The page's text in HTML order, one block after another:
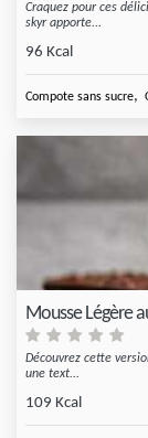
Craquez pour ces
skyr apporte...
96 Kcal
Compote sans sucre,
Mousse Légère
Découvrez cette
une text...
109 Kcal